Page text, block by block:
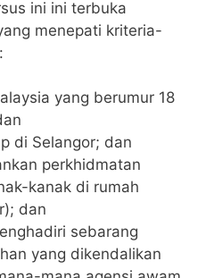
ini ini terbuka
menepati kriteria-
yang berumur 18
di Selangor; dan
perkhidmatan
kanak di rumah
dan
sebarang
yang dikendalikan